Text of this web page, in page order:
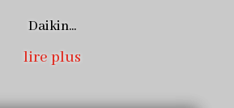
Daikin...
lire plus